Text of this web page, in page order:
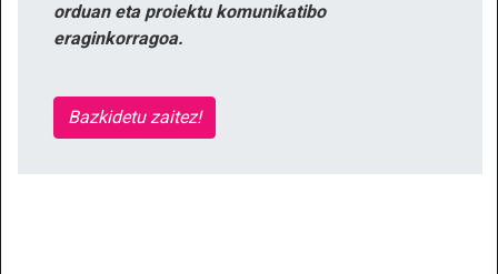
orduan eta proiektu komunikatibo
eraginkorragoa.
Bazkidetu zaitez!